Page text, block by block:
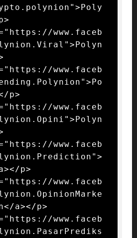
www.faceb
www.faceb
p>
www.faceb
www.faceb
p>
www.faceb
a></p>
www.faceb